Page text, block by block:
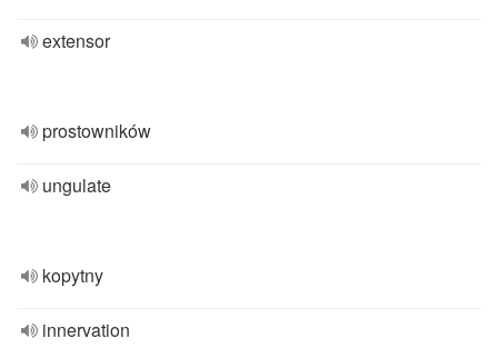
extensor
prostowników
ungulate
kopytny
innervation